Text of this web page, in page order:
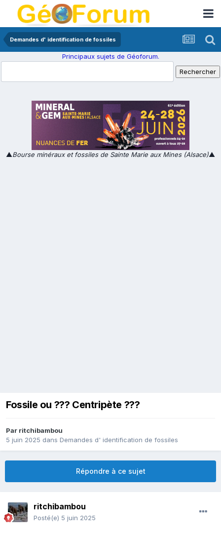
Demandes d' identification de fossiles
Principaux sujets de Géoforum.
▲Bourse minéraux et fossiles de Sainte Marie aux Mines (Alsace)▲
Fossile ou ??? Centripète ???
Par ritchibambou
5 juin 2025 dans Demandes d' identification de fossiles
Répondre à ce sujet
ritchibambou
Posté(e) 5 juin 2025